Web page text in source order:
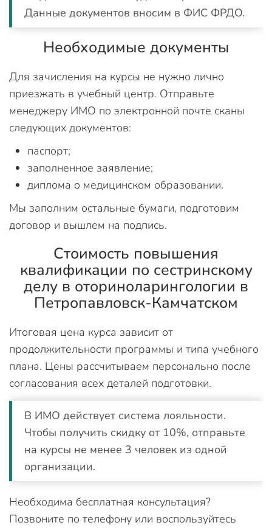
Данные документов вносим в ФИС ФРДО.
Необходимые документы
Для зачисления на курсы не нужно лично
приезжать в учебный центр. Отправьте
менеджеру ИМО по электронной почте сканы
следующих документов:
паспорт;
заполненное заявление;
диплома о медицинском образовании.
Мы заполним остальные бумаги, подготовим
договор и вышлем на подпись.
Стоимость повышения
квалификации по сестринскому
делу в оториноларингологии в
Петропавловск-Камчатском
Итоговая цена курса зависит от
продолжительности программы и типа учебного
плана. Цены рассчитываем персонально после
согласования всех деталей подготовки.
В ИМО действует система лояльности.
Чтобы получить скидку от 10%, отправьте
на курсы не менее 3 человек из одной
организации.
Необходима бесплатная консультация?
Позвоните по телефону или воспользуйтесь